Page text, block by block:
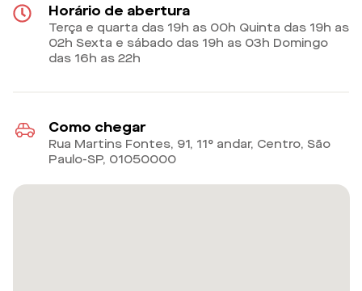
Horário de abertura
Terça e quarta das 19h as 00h Quinta das 19h as
02h Sexta e sábado das 19h as 03h Domingo
das 16h as 22h
Como chegar
Rua Martins Fontes, 91, 11° andar, Centro, São
Paulo-SP, 01050000